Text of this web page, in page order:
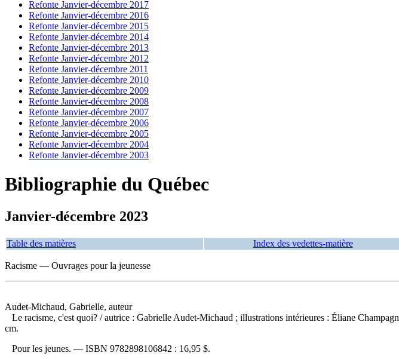
Refonte Janvier-décembre 2017
Refonte Janvier-décembre 2016
Refonte Janvier-décembre 2015
Refonte Janvier-décembre 2014
Refonte Janvier-décembre 2013
Refonte Janvier-décembre 2012
Refonte Janvier-décembre 2011
Refonte Janvier-décembre 2010
Refonte Janvier-décembre 2009
Refonte Janvier-décembre 2008
Refonte Janvier-décembre 2007
Refonte Janvier-décembre 2006
Refonte Janvier-décembre 2005
Refonte Janvier-décembre 2004
Refonte Janvier-décembre 2003
Bibliographie du Québec
Janvier-décembre 2023
Table des matières Index des vedettes-matière
Racisme — Ouvrages pour la jeunesse
Audet-Michaud, Gabrielle, auteur
Le racisme, c'est quoi? / autrice : Gabrielle Audet-Michaud ; illustrations intérieures : Éliane
cm.
Pour les jeunes. — ISBN 9782898106842 : 16,95 $.